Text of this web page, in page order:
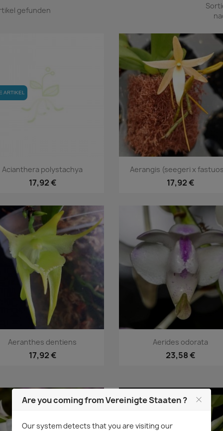
gefunden
ARTIKEL
Vorschau
Acianthera polystachya
17,92 €
Vorschau
Aerangis (seegeri x
17,92 €
Vorschau
Aeranthes dentiens
17,92 €
Vorschau
Aerides odorata
23,58 €
Are you coming from Vereinigte Staaten ?
Our system detects that you are visiting our